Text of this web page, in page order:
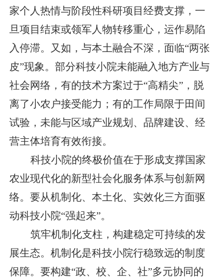
家个人热情与阶段性科研项目经费支撑，一
旦项目结束或领军人物转移重心，运作易陷
入停滞。又如，与本土融合不深，面临“两张
皮”现象。部分科技小院未能融入地方产业与
社会网络，有的技术方案过于“高精尖”，脱
离了小农户接受能力；有的工作局限于田间
试验，未能与区域产业规划、品牌建设、经
营主体培育有效衔接。
科技小院的终极价值在于形成支撑国家
农业现代化的新型社会化服务体系与创新网
络。要从机制化、本土化、实效化三方面驱
动科技小院“强起来”。
筑牢机制化支柱，构建稳定可持续的发
展生态。机制化是科技小院行稳致远的制度
保障。要构建“政、校、企、社”多元协同的